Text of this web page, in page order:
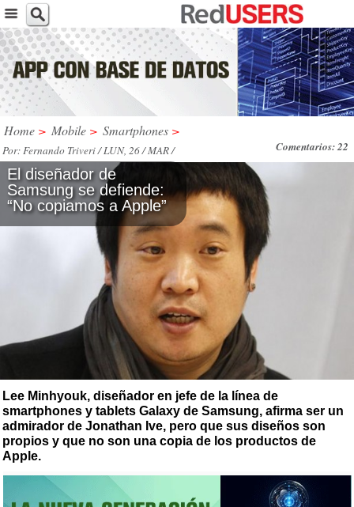
Home > Mobile > Smartphones >
Comentarios: 22
Por: Fernando Triveri / LUN, 26 / MAR /
2012
El diseñador de
Samsung se defiende:
“No copiamos a Apple”
Lee Minhyouk, diseñador en jefe de la línea de
smartphones y tablets Galaxy de Samsung, afirma ser un
admirador de Jonathan Ive, pero que sus diseños son
propios y que no son una copia de los productos de
Apple.